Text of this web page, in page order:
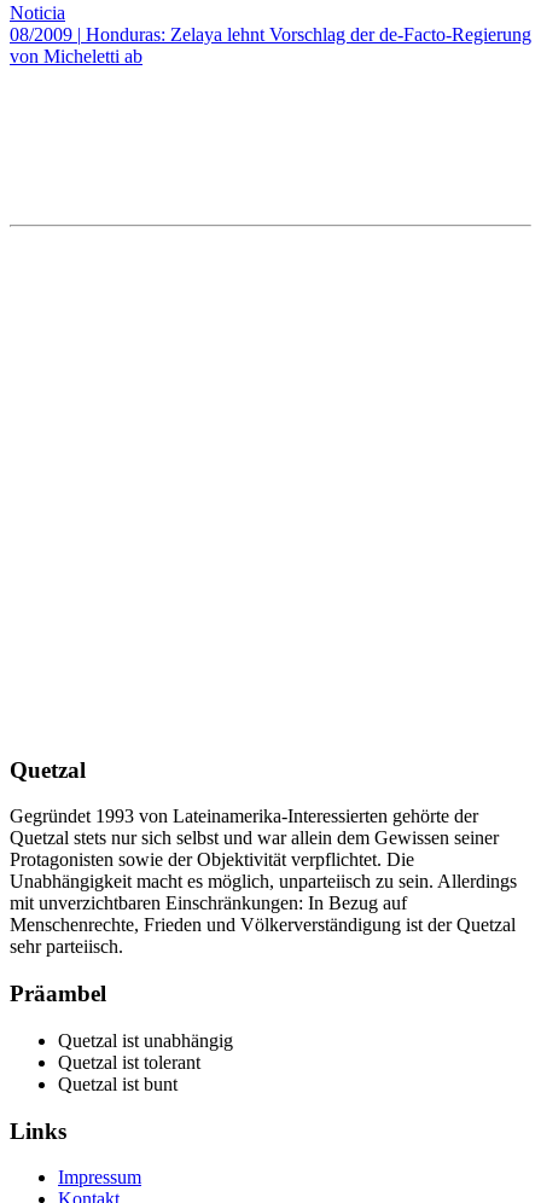
Noticia
08/2009 | Honduras: Zelaya lehnt Vorschlag der de-Facto-Regierung
von Micheletti ab
Quetzal
Gegründet 1993 von Lateinamerika-Interessierten gehörte der
Quetzal stets nur sich selbst und war allein dem Gewissen seiner
Protagonisten sowie der Objektivität verpflichtet. Die
Unabhängigkeit macht es möglich, unparteiisch zu sein. Allerdings
mit unverzichtbaren Einschränkungen: In Bezug auf
Menschenrechte, Frieden und Völkerverständigung ist der Quetzal
sehr parteiisch.
Präambel
Quetzal ist unabhängig
Quetzal ist tolerant
Quetzal ist bunt
Links
Impressum